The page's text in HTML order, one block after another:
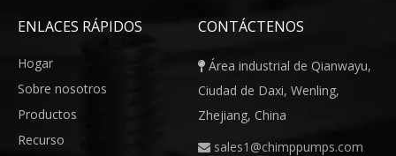
ENLACES RÁPIDOS
Hogar
Sobre nosotros
Productos
Recurso
CONTÁCTENOS
 Área industrial de Qianwayu,
Ciudad de Daxi, Wenling,
Zhejiang, China
 sales1@chimppumps.com